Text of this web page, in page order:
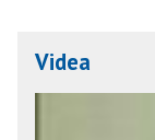
Videa